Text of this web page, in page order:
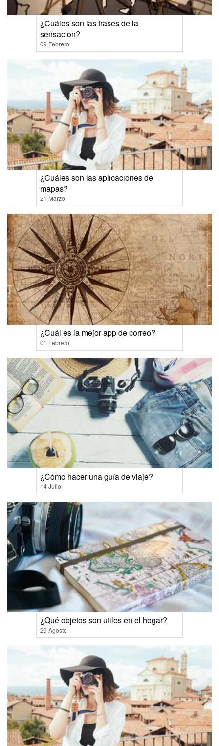
¿Cuáles son las frases de la
sensacion?
09 Febrero
¿Cuáles son las aplicaciones de
mapas?
21 Marzo
¿Cuál es la mejor app de correo?
01 Febrero
¿Cómo hacer una guía de viaje?
14 Julio
¿Qué objetos son utiles en el hogar?
29 Agosto